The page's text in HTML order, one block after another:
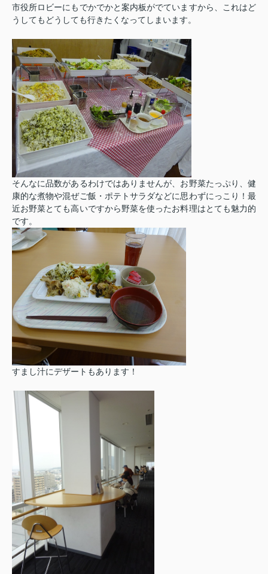
市役所ロビーにもでかでかと案内板がでていますから、これはど
うしてもどうしても行きたくなってしまいます。
そんなに品数があるわけではありませんが、お野菜たっぷり、健
康的な煮物や混ぜご飯・ポテトサラダなどに思わずにっこり！最
近お野菜とても高いですから野菜を使ったお料理はとても魅力的
です。
すまし汁にデザートもあります！